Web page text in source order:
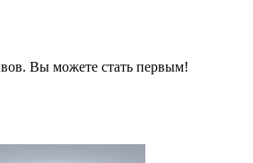
Вы можете стать первым!